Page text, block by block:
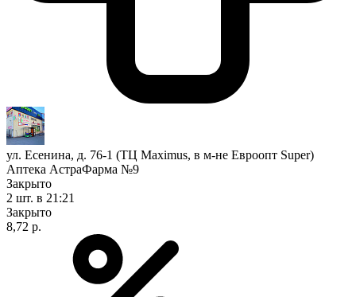
ул. Есенина, д. 76-1 (ТЦ Maximus, в м-не Евроопт Super)
Аптека АстраФарма №9
Закрыто
2 шт. в 21:21
Закрыто
8,72 р.